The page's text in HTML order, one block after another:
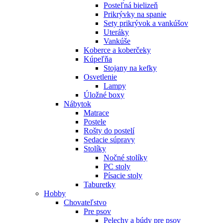
Posteľná bielizeň
Prikrývky na spanie
Sety prikrývok a vankúšov
Uteráky
Vankúše
Koberce a koberčeky
Kúpeľňa
Stojany na kefky
Osvetlenie
Lampy
Úložné boxy
Nábytok
Matrace
Postele
Rošty do postelí
Sedacie súpravy
Stolíky
Nočné stolíky
PC stoly
Písacie stoly
Taburetky
Hobby
Chovateľstvo
Pre psov
Pelechy a búdy pre psov